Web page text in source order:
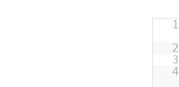
1
2
3
4